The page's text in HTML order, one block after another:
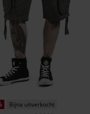
Bijna uitverkocht